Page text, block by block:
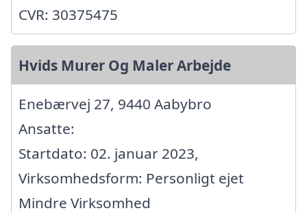
CVR: 30375475
Hvids Murer Og Maler Arbejde
Enebærvej 27, 9440 Aabybro
Ansatte:
Startdato: 02. januar 2023,
Virksomhedsform: Personligt ejet
Mindre Virksomhed